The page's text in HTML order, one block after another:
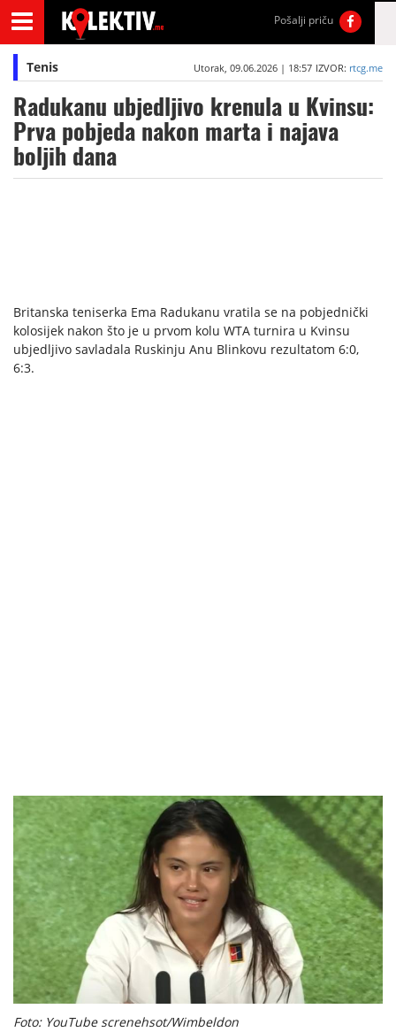
Pošalji priču
Tenis Utorak, 09.06.2026 | 18:57 IZVOR: rtcg.me
Radukanu ubjedljivo krenula u Kvinsu:
Prva pobjeda nakon marta i najava
boljih dana
Britanska teniserka Ema Radukanu vratila se na pobjednički
kolosijek nakon što je u prvom kolu WTA turnira u Kvinsu
ubjedljivo savladala Ruskinju Anu Blinkovu rezultatom 6:0,
6:3.
Foto: YouTube screnehsot/Wimbeldon